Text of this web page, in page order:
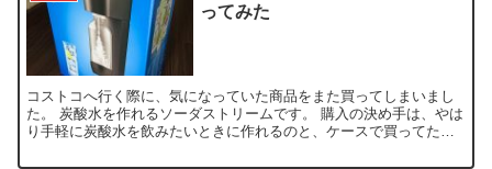
ってみた
コストコへ行く際に、気になっていた商品をまた買ってしまいまし
た。 炭酸水を作れるソーダストリームです。 購入の決め手は、やは
り手軽に炭酸水を飲みたいときに作れるのと、ケースで買ってた炭